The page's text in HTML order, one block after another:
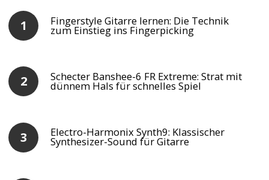
Fingerstyle Gitarre lernen: Die Technik
zum Einstieg ins Fingerpicking
Schecter Banshee-6 FR Extreme: Strat mit
dünnem Hals für schnelles Spiel
Electro-Harmonix Synth9: Klassischer
Synthesizer-Sound für Gitarre